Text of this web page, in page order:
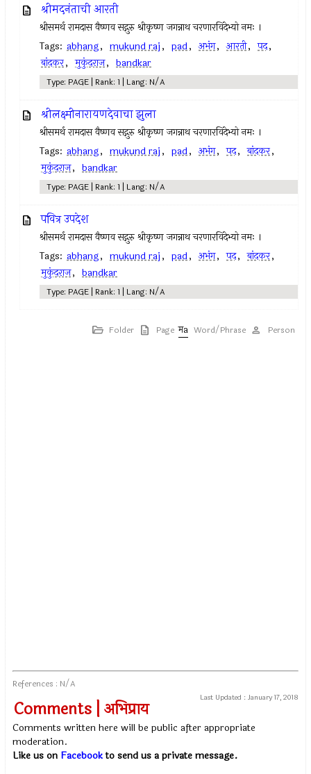
श्रीमदनंताची आरती
श्रीसमर्थ रामदास वैष्णव सद्गुरु श्रीकृष्ण जगन्नाथ चरणारविंदेभ्यो नमः ।
Tags: abhang, mukund raj, pad, अभंग, आरती, पद,
बांदकर, मुकुंदराज, bandkar
Type: PAGE | Rank: 1 | Lang: N/A
श्रीलक्ष्मीनारायणदेवाचा झुला
श्रीसमर्थ रामदास वैष्णव सद्गुरु श्रीकृष्ण जगन्नाथ चरणारविंदेभ्यो नमः ।
Tags: abhang, mukund raj, pad, अभंग, पद, बांदकर,
मुकुंदराज, bandkar
Type: PAGE | Rank: 1 | Lang: N/A
पवित्र उपदेश
श्रीसमर्थ रामदास वैष्णव सद्गुरु श्रीकृष्ण जगन्नाथ चरणारविंदेभ्यो नमः ।
Tags: abhang, mukund raj, pad, अभंग, पद, बांदकर,
मुकुंदराज, bandkar
Type: PAGE | Rank: 1 | Lang: N/A
Folder Page Word/Phrase Person
References : N/A
Last Updated : January 17, 2018
Comments | अभिप्राय
Comments written here will be public after appropriate
moderation.
Like us on Facebookto send us a private message.